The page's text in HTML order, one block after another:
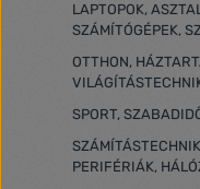
LAPTOPOK,
SZÁMÍTÓGÉPEK,
OTTHON,
SPORT,
PERIFÉRIÁK,